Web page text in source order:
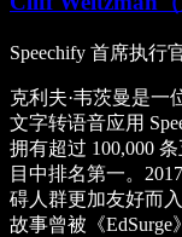
Speechify 首席执行
克利夫·韦茨曼是一
文字转语音应用
拥有超过 100,000
目中排名第一。
碍人群更加友好而
故事曾被《EdSurge